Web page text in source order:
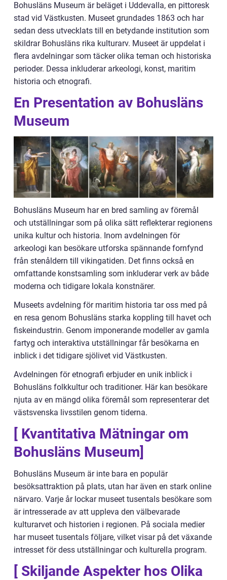
Bohusläns Museum är beläget i Uddevalla, en pittoresk
stad vid Västkusten. Museet grundades 1863 och har
sedan dess utvecklats till en betydande institution som
skildrar Bohusläns rika kulturarv. Museet är uppdelat i
flera avdelningar som täcker olika teman och historiska
perioder. Dessa inkluderar arkeologi, konst, maritim
historia och etnografi.
En Presentation av Bohusläns
Museum
Bohusläns Museum har en bred samling av föremål
och utställningar som på olika sätt reflekterar regionens
unika kultur och historia. Inom avdelningen för
arkeologi kan besökare utforska spännande fornfynd
från stenåldern till vikingatiden. Det finns också en
omfattande konstsamling som inkluderar verk av både
moderna och tidigare lokala konstnärer.
Museets avdelning för maritim historia tar oss med på
en resa genom Bohusläns starka koppling till havet och
fiskeindustrin. Genom imponerande modeller av gamla
fartyg och interaktiva utställningar får besökarna en
inblick i det tidigare sjölivet vid Västkusten.
Avdelningen för etnografi erbjuder en unik inblick i
Bohusläns folkkultur och traditioner. Här kan besökare
njuta av en mängd olika föremål som representerar det
västsvenska livsstilen genom tiderna.
[ Kvantitativa Mätningar om
Bohusläns Museum]
Bohusläns Museum är inte bara en populär
besöksattraktion på plats, utan har även en stark online
närvaro. Varje år lockar museet tusentals besökare som
är intresserade av att uppleva den välbevarade
kulturarvet och historien i regionen. På sociala medier
har museet tusentals följare, vilket visar på det växande
intresset för dess utställningar och kulturella program.
[ Skiljande Aspekter hos Olika